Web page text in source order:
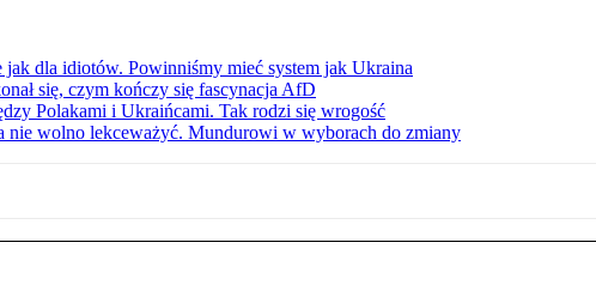
dla idiotów. Powinniśmy mieć system jak Ukraina
się, czym kończy się fascynacja AfD
Polakami i Ukraińcami. Tak rodzi się wrogość
nie wolno lekceważyć. Mundurowi w wyborach do zmiany